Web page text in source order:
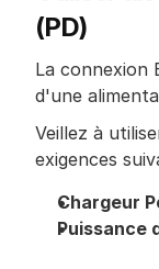
(PD)
La connexion
d'une
Veillez à
exigences
Chargeur
Puissance